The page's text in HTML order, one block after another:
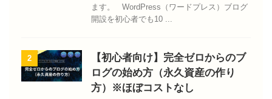
ます。 WordPress（ワードプレス）ブログ
開設を初心者でも10 ...
2
【初心者向け】完全ゼロからのブ
ログの始め方（永久資産の作り
方）※ほぼコストなし